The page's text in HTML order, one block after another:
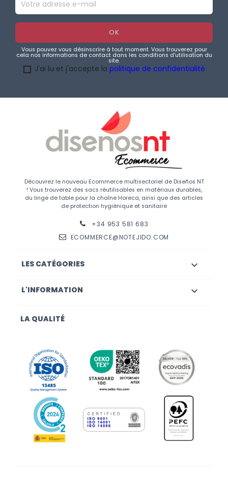
Vous pouvez vous désinscrire à tout moment. Vous trouverez pour
cela nos informations de contact dans les conditions d'utilisation du
site.
J'ai lu et j'accepte la politique de confidentialité
Découvrez le nouveau Ecommerce multisectoriel de Diseños NT
! Vous trouverez des sacs réutilisables en matériaux durables,
du linge de table pour la chaîne Horeca, ainsi que des articles
de protection hygiénique et sanitaire
+34 953 581 683
ECOMMERCE@NOTEJIDO.COM
LES CATÉGORIES 
L'INFORMATION 
LA QUALITÉ